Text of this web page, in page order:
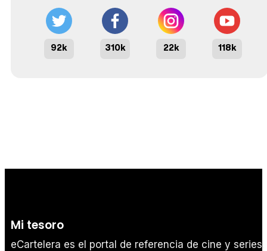
92k 310k 22k 118k
Mi tesoro
eCartelera es el portal de referencia de cine y series.